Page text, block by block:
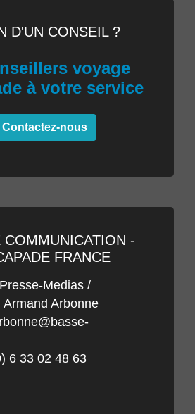
D'UN CONSEIL ?
voyage
à votre service
nous
COMMUNICATION -
FRANCE
Medias /
Arbonne
6 33 02 48 63